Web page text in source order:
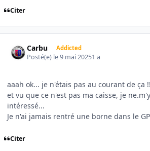
Citer
Carbu Addicted
Posté(e) le 9 mai 20251 a
aaah ok... je n'étais pas au courant de ça !!
et vu que ce n'est pas ma caisse, je
intéressé...
Je n'ai jamais rentré une borne dans le
Citer